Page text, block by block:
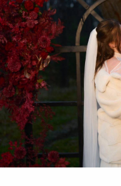
Дом у реки с бас. и сауной
Дом у реки с баней и Фурако
Усадьба "Шелепаново"
Wood
О НАС
Блог
Юбилей
День рождения
Гендер-пати
Девичник/
Мальчишник
МЕРОПРИЯТИЯ
СВАДЬБЫ «ПОД КЛЮЧ»
Свадьба "под ключ"
Почта: